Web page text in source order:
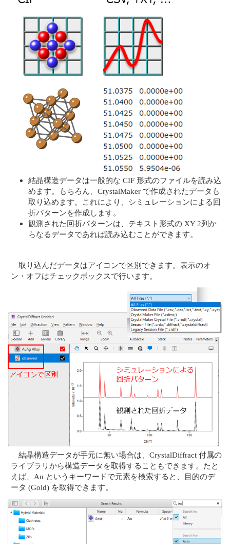
結晶構造データは一般的な CIF 形式のファイルを読み込
めます。もちろん、CrystalMaker で作成されたデータも
取り込めます。これにより、シミュレーションによる回
折パターンを作成します。
観測された回折パターンは、テキスト形式の XY 2列か
らなるデータであれば読み込むことができます。
取り込んだデータはアイコンで区別できます。表示のオ
ン・オフはチェックボックスで行います。
結晶構造データが手元に無い場合は、CrystalDiffract 付属の
ライブラリから構造データを取得することもできます。たと
えば、Au というキーワードで元素を検索すると、目的のデ
ータ (Gold) を取得できます。